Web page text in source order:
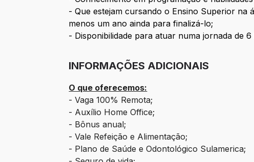
- Que estejam cursando o Ensino Superior na
menos um ano ainda para finalizá-lo;
- Disponibilidade para atuar numa jornada de
INFORMAÇÕES ADICIONAIS
O que oferecemos:
- Vaga 100% Remota;
- Auxílio Home Office;
- Bônus anual;
- Vale Refeição e Alimentação;
- Plano de Saúde e Odontológico Sulamerica;